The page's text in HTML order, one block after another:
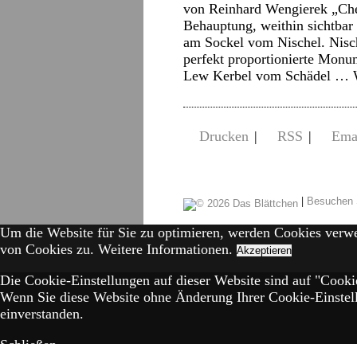
von Reinhard Wengierek
Behauptung, weithin
am Sockel vom Nischel.
perfekt proportionierte
Lew Kerbel vom Schädel …
Drucken | RSS |
|
Um die Website für Sie zu optimieren, werden Cookies
von Cookies zu. Weitere Informationen. Akzeptieren
Die Cookie-Einstellungen auf dieser Website sind auf
Wenn Sie diese Website ohne Änderung Ihrer Cookie-
einverstanden.